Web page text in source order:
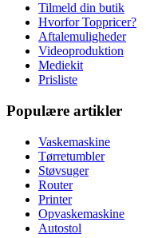
Tilmeld din butik
Hvorfor Toppricer?
Aftalemuligheder
Videoproduktion
Mediekit
Prisliste
Populære artikler
Vaskemaskine
Tørretumbler
Støvsuger
Router
Printer
Opvaskemaskine
Autostol